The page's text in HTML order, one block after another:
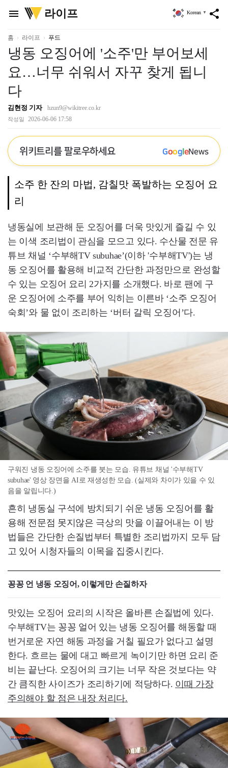
menu
위
키
리
라이프 share
Korean ▼
홈 라이프 푸드
냉동 오징어에 '소주'만 부어보세
요…너무 쉬워서 자꾸 찾게 됩니
다
김현정 기자 hzun9@wikitree.co.kr
작성일 2026-06-06 17:58
위키트리를 팔로우하세요 GoogleNews
소주 한 잔의 마법, 감칠맛 폭발하는 오징어 요
리
냉동실에 보관해 둔 오징어를 더욱 맛있게 즐길 수 있
는 이색 조리법이 관심을 모으고 있다. 수산물 전문 유
튜브 채널 ‘수부해TV subuhae’(이하 '수부해TV')는 냉
동 오징어를 활용해 비교적 간단한 과정만으로 완성할
수 있는 오징어 요리 2가지를 소개했다. 바로 팬에 구
운 오징어에 소주를 부어 익히는 이른바 ‘소주 오징어
숙회’와 물 없이 조리하는 ‘버터 갈릭 오징어’다.
구워진 냉동 오징어에 소주를 붓는 모습. 유튜브 채널 '수부해TV
subuhae' 영상 장면을 AI로 재생성한 모습. (실제와 차이가 있을 수 있
음을 알립니다.)
흔히 냉동실 구석에 방치되기 쉬운 냉동 오징어를 활
용해 전문점 못지않은 극상의 맛을 이끌어내는 이 방
법들은 간단한 손질법부터 특별한 조리법까지 모두 담
고 있어 시청자들의 이목을 집중시킨다.
꽁꽁 언 냉동 오징어, 이렇게만 손질하자
맛있는 오징어 요리의 시작은 올바른 손질법에 있다.
수부해TV는 꽁꽁 얼어 있는 냉동 오징어를 해동할 때
번거로운 자연 해동 과정을 거칠 필요가 없다고 설명
한다. 흐르는 물에 대고 빠르게 녹이기만 하면 요리 준
비는 끝난다. 오징어의 크기는 너무 작은 것보다는 약
간 큼직한 사이즈가 조리하기에 적당하다. 이때 가장
주의해야 할 점은 내장 처리다.